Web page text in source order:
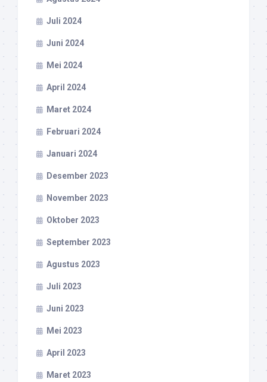
Juli 2024
Juni 2024
Mei 2024
April 2024
Maret 2024
Februari 2024
Januari 2024
Desember 2023
November 2023
Oktober 2023
September 2023
Agustus 2023
Juli 2023
Juni 2023
Mei 2023
April 2023
Maret 2023